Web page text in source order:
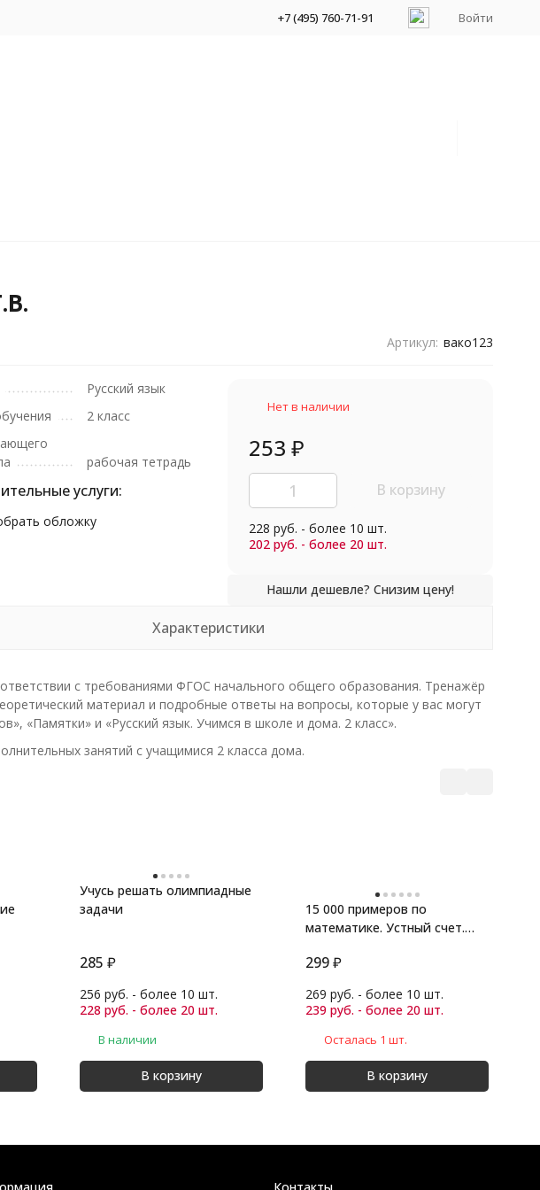
+7 (495) 760-71-91 Войти
Артикул: вако123
Русский язык
2 класс
рабочая тетрадь
услуги:
обложку
Нет в наличии
253 ₽
В корзину
228 руб. - более 10 шт.
202 руб. - более 20 шт.
Характеристики
с требованиями ФГОС начального общего образования. Тренажёр
материал и подробные ответы на вопросы, которые у вас могут
«Памятки» и «Русский язык. Учимся в школе и дома. 2 класс».
занятий с учащимися 2 класса дома.
Учусь решать олимпиадные
задачи
285 ₽
256 руб. - более 10 шт.
228 руб. - более 20 шт.
В наличии
В корзину
15 000 примеров по
математике. Устный счет.
299₽
269 руб. - более 10 шт.
239 руб. - более 20 шт.
Осталась 1 шт.
В корзину